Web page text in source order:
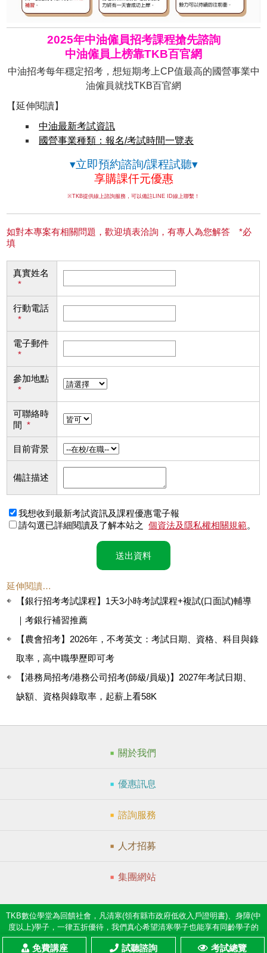
免費講座 試聽諮詢 考試總覽
2025年中油僱員招考課程搶先諮詢
中油僱員上榜靠TKB百官網
中油招考每年穩定招考，想短期考上CP值最高的國營事業中
油僱員就找TKB百官網
【延伸閱讀】
中油最新考試資訊
國營事業種類：報名/考試時間一覽表
▾立即預約諮詢/課程試聽▾
享購課仟元優惠
※TKB提供線上諮詢服務，可以備註LINE ID線上聯繫！
如對本專案有相關問題，歡迎填表洽詢，有專人為您解答 *必
填
真實姓名
*
行動電話
*
電子郵件
*
參加地點
*
可聯絡時
間 *
目前背景
備註描述
我想收到最新考試資訊及課程優惠電子報
請勾選已詳細閱讀及了解本站之
個資法及隱私權相關規範。
送出資料
延伸閱讀…
【銀行招考考試課程】1天3小時考試課程+複試(口面試)輔導
｜考銀行補習推薦
【農會招考】2026年，不考英文：考試日期、資格、科目與錄
取率，高中職學歷即可考
【港務局招考/港務公司招考(師級/員級)】2027年考試日期、
缺額、資格與錄取率，起薪上看58K
關於我們
優惠訊息
諮詢服務
人才招募
集團網站
TKB數位學堂為回饋社會，凡清寒(領有縣市政府低收入戶證明書)、身障(中
度以上)學子，一律五折優待，我們真心希望清寒學子也能享有同齡學子的
夢想。
Copyright © TKB臺灣知識庫 All Rights Reserved.